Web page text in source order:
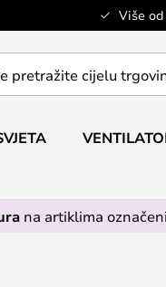
Više
na artiklima